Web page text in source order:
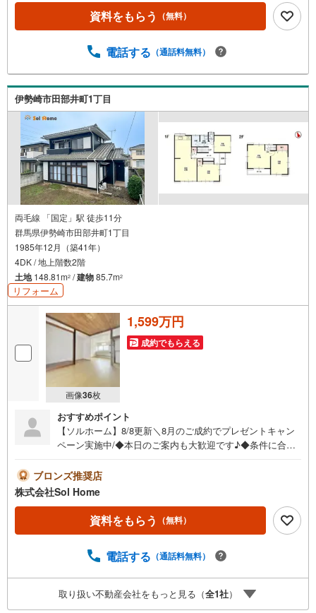
時間はお電話が繋がりやすくなっております。ぜひお気軽
にご連絡下さい！現地を見学される場合は「室内・現地を
だけますとスムーズにご案内が可能です。＝＝＝＝＝＝＝
資料をもらう （無料）
電話する （通話料無料）
伊勢崎市田部井町1丁目
両毛線 「国定」駅 徒歩11分
群馬県伊勢崎市田部井町1丁目
1985年12月（築41年）
4DK / 地上階数2階
土地148.81m2 /建物85.7m2
リフォーム
画像36枚
1,599万円
成約でもらえる
おすすめポイント
【ソルホーム】8/8更新＼8月のご成約でプレゼントキャン
ペーン実施中/◆本日のご案内も大歓迎です♪◆条件に合っ
欲しい、ローン相談をしたい、小さな疑問なども大歓迎で
す♪》＝＝＝＝＝＝＝＝＝＝＝＝＝＝＝＝＝＝＝＝＝＝＝
時間はお電話が繋がりやすくなっております。ぜひお気軽
にご連絡下さい！現地を見学される場合は「室内・現地を
だけますとスムーズにご案内が可能です。＝＝＝＝＝＝＝
ブロンズ推奨店
株式会社Sol Home
資料をもらう （無料）
電話する （通話料無料）
取り扱い不動産会社をもっと見る（全1社）